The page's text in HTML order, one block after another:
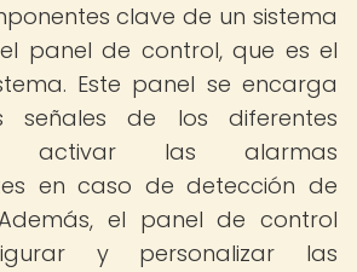
clave de un sistema
panel de control, que es el
Este panel se encarga
señales de los diferentes
activar las alarmas
en caso de detección de
el panel de control
y personalizar las